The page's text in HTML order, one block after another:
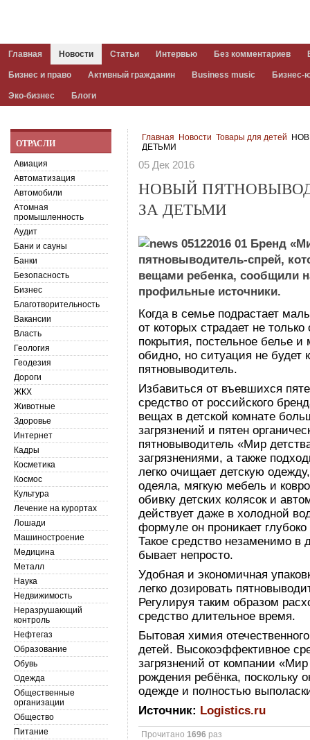
Главная Новости Статьи Интервью Без комментариев
Бизнес и право Активный гражданин Business music Бизнес-
Эко-бизнес Блоги
Главная Новости Товары для детей
ДЕТЬМИ
05 Дек 2016
НОВЫЙ
ЗА ДЕТЬМИ
Бренд
пятновыводитель-спрей,
вещами ребенка, сообщили
профильные источники.
Когда в семье подрастает
от которых страдает не
покрытия, постельное белье и
обидно, но ситуация не
пятновыводитель.
Избавиться от въевшихся
средство от российского
вещах в детской комнате
загрязнений и пятен
пятновыводитель «Мир
загрязнениями, а также
легко очищает детскую
одеяла, мягкую мебель и
обивку детских колясок и
действует даже в холодной
формуле он проникает
Такое средство незаменимо в
бывает непросто.
Удобная и экономичная
легко дозировать
Регулируя таким образом
средство длительное время.
Бытовая химия
детей. Высокоэффективное
загрязнений от компании
рождения ребёнка, поскольку
одежде и полностью
Источник: Logistics.ru
Прочитано1696 раз
ОТРАСЛИ
Авиация
Автоматизация
Автомобили
Атомная
промышленность
Аудит
Бани и сауны
Банки
Безопасность
Бизнес
Благотворительность
Вакансии
Власть
Геология
Геодезия
Дороги
ЖКХ
Животные
Здоровье
Интернет
Кадры
Косметика
Космос
Культура
Лечение на курортах
Лошади
Машиностроение
Медицина
Металл
Наука
Недвижимость
Неразрушающий
контроль
Нефтегаз
Образование
Обувь
Одежда
Общественные
организации
Общество
Питание